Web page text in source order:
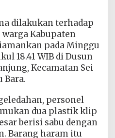
dilakukan terhadap
Kabupaten
pada Minggu
18.41 WIB di Dusun
Kecamatan Sei
Bara.
personel
dua plastik klip
berisi sabu dengan
Barang haram itu